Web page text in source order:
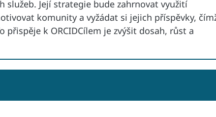
Její strategie bude zahrnovat využití
komunity a vyžádat si jejich příspěvky,
k ORCIDCílem je zvýšit dosah, růst a